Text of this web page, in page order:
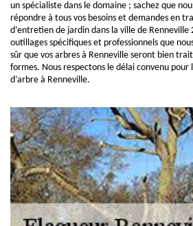
un spécialiste dans le domaine ; sachez que
répondre à tous vos besoins et demandes en
d’entretien de jardin dans la ville de Renneville
outillages spécifiques et professionnels que
sûr que vos arbres à Renneville seront bien
formes. Nous respectons le délai convenu pour
d’arbre à Renneville.